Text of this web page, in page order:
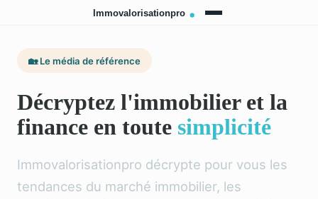
🏡 Le média de référence
Décryptez l'immobilier et la
finance en toute simplicité
Immovalorisationpro décrypte pour vous les
tendances du marché immobilier, les